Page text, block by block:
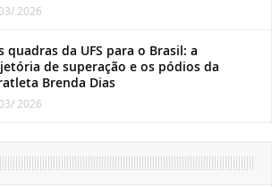
2026
quadras da UFS para o Brasil: a
de superação e os pódios da
Brenda Dias
2026